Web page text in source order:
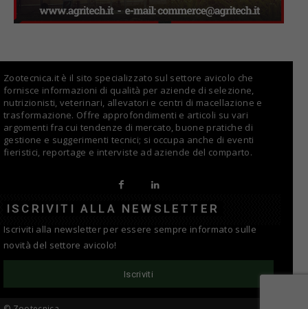
Zootecnica.it è il sito specializzato sul settore avicolo che
fornisce informazioni di qualità per aziende di selezione,
nutrizionisti, veterinari, allevatori e centri di macellazione e
trasformazione. Offre approfondimenti e articoli su vari
argomenti fra cui tendenze di mercato, buone pratiche di
gestione e suggerimenti tecnici; si occupa anche di eventi
fieristici, reportage e interviste ad aziende del comparto.
ISCRIVITI ALLA NEWSLETTER
Iscriviti alla newsletter per essere sempre informato sulle
novità del settore avicolo!
Iscriviti